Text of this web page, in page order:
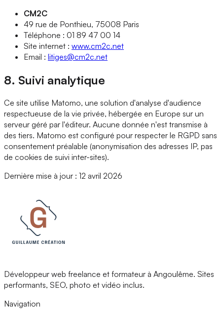
CM2C
49 rue de Ponthieu, 75008 Paris
Téléphone : 01 89 47 00 14
Site internet : www.cm2c.net
Email : litiges@cm2c.net
8. Suivi analytique
Ce site utilise Matomo, une solution d'analyse d'audience
respectueuse de la vie privée, hébergée en Europe sur un
serveur géré par l'éditeur. Aucune donnée n'est transmise à
des tiers. Matomo est configuré pour respecter le RGPD sans
consentement préalable (anonymisation des adresses IP, pas
de cookies de suivi inter-sites).
Dernière mise à jour : 12 avril 2026
Développeur web freelance et formateur à Angoulême. Sites
performants, SEO, photo et vidéo inclus.
Navigation